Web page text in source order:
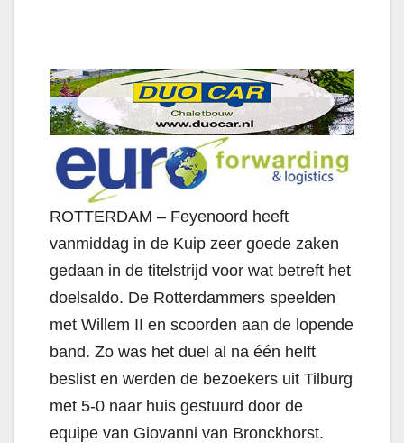
ROTTERDAM – Feyenoord heeft
vanmiddag in de Kuip zeer goede zaken
gedaan in de titelstrijd voor wat betreft het
doelsaldo. De Rotterdammers speelden
met Willem II en scoorden aan de lopende
band. Zo was het duel al na één helft
beslist en werden de bezoekers uit Tilburg
met 5-0 naar huis gestuurd door de
equipe van Giovanni van Bronckhorst.